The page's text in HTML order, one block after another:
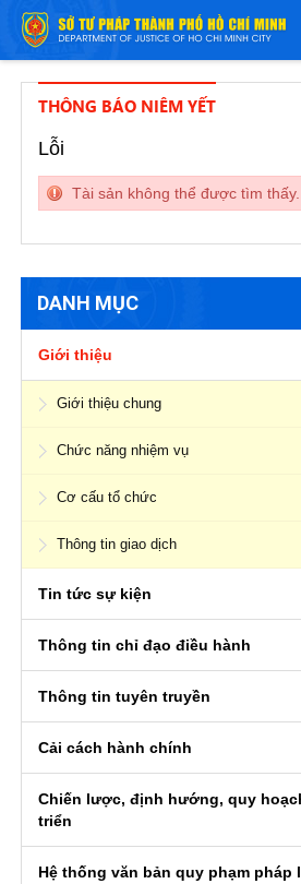
THÔNG BÁO NIÊM YẾT
Lỗi
Tài sản không thể được tìm thấy.
DANH MỤC
Giới thiệu
Giới thiệu chung
Chức năng nhiệm vụ
Cơ cấu tổ chức
Thông tin giao dịch
Tin tức sự kiện
Thông tin chỉ đạo điều hành
Thông tin tuyên truyền
Cải cách hành chính
Chiến lược, định hướng, quy
triển
Hệ thống văn bản quy phạm pháp